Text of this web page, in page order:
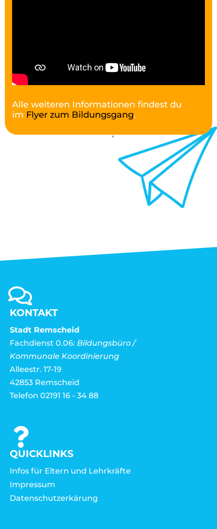
Alle weiteren Informationen findest du
im Flyer zum Bildungsgang.
KONTAKT
Stadt Remscheid
Fachdienst 0.06: Bildungsbüro /
Kommunale Koordinierung
Alleestr. 17-19
42853 Remscheid
Telefon 02191 16 - 34 88
QUICKLINKS
Infos für Eltern und Lehrkräfte
Impressum
Datenschutzerkärung